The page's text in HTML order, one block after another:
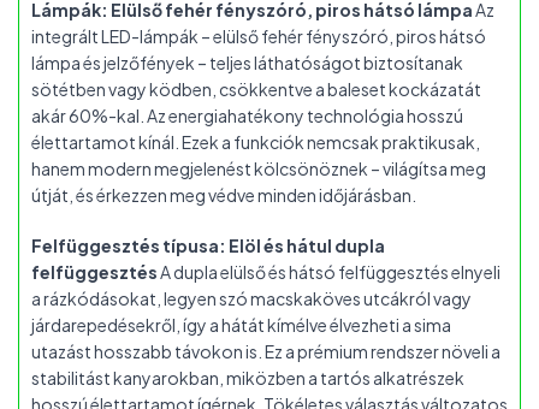
Lámpák: Elülső fehér fényszóró, piros hátsó lámpaAz
integrált LED-lámpák – elülső fehér fényszóró, piros hátsó
lámpa és jelzőfények – teljes láthatóságot biztosítanak
sötétben vagy ködben, csökkentve a baleset kockázatát
akár 60%-kal. Az energiahatékony technológia hosszú
élettartamot kínál. Ezek a funkciók nemcsak praktikusak,
hanem modern megjelenést kölcsönöznek – világítsa meg
útját, és érkezzen meg védve minden időjárásban.
Felfüggesztés típusa: Elöl és hátul dupla
felfüggesztésA dupla elülső és hátsó felfüggesztés elnyeli
a rázkódásokat, legyen szó macskaköves utcákról vagy
járdarepedésekről, így a hátát kímélve élvezheti a sima
utazást hosszabb távokon is. Ez a prémium rendszer növeli a
stabilitást kanyarokban, miközben a tartós alkatrészek
hosszú élettartamot ígérnek. Tökéletes választás változatos